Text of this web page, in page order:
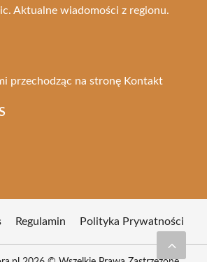
Aktualne wiadomości z regionu.
przechodząc na stronę Kontakt
Regulamin Polityka Prywatności